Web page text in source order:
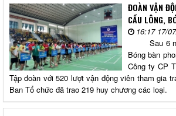
ĐOÀN VẬN
CẦU LÔNG,
16:17 17/
Sau 6
Bóng bàn
Công ty CP
Tập đoàn với 520 lượt vận động viên tham gia
Ban Tổ chức đã trao 219 huy chương các loại.